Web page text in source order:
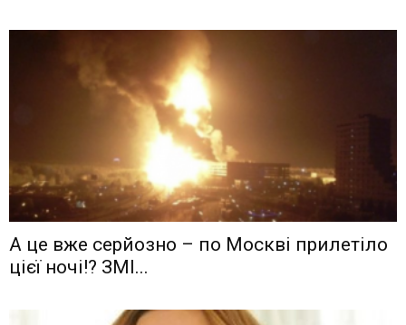
А це вже серйозно – по Москві прилетіло
цієї ночі!? ЗМІ...